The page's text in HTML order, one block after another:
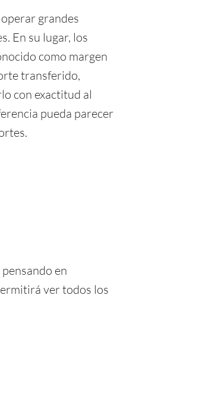
grandes
En su lugar, los
como margen
transferido,
con exactitud al
pueda parecer
en
ver todos los